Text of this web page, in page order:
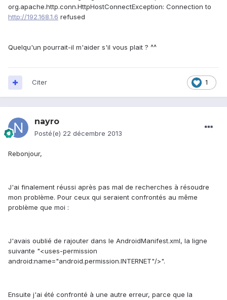
org.apache.http.conn.HttpHostConnectException: Connection to
http://192.168.1.6 refused
Quelqu'un pourrait-il m'aider s'il vous plait ? ^^
1
Citer
nayro
Posté(e) 22 décembre 2013
Rebonjour,
J'ai finalement réussi après pas mal de recherches à résoudre
mon problème. Pour ceux qui seraient confrontés au même
problème que moi :
J'avais oublié de rajouter dans le AndroidManifest.xml, la ligne
suivante "<uses-permission
android:name="android.permission.INTERNET"/>".
Ensuite j'ai été confronté à une autre erreur, parce que la